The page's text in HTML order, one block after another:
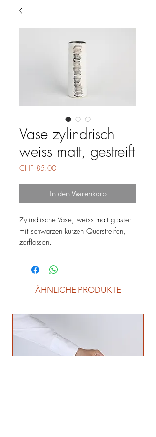
Vase zylindrisch
weiss matt, gestreift
CHF 85.00Preis
In den Warenkorb
Zylindrische Vase, weiss matt glasiert
mit schwarzen kurzen Querstreifen,
zerflossen.
Höhe: 18 cm
ÄHNLICHE PRODUKTE